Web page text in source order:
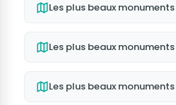
Les plus beaux
Les plus beaux
Les plus beaux